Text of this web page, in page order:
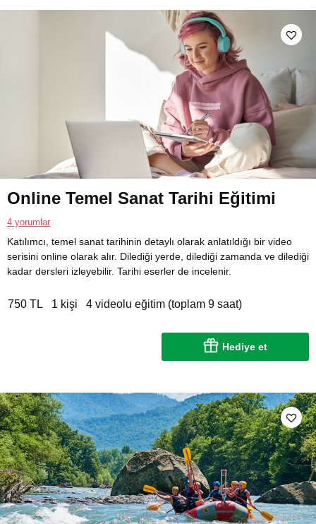
Online Temel Sanat Tarihi Eğitimi
4 yorumlar
Katılımcı, temel sanat tarihinin detaylı olarak anlatıldığı bir video
serisini online olarak alır. Dilediği yerde, dilediği zamanda ve dilediği
kadar dersleri izleyebilir. Tarihi eserler de incelenir.
750 TL 1 kişi 4 videolu eğitim (toplam 9 saat)
Hediye et